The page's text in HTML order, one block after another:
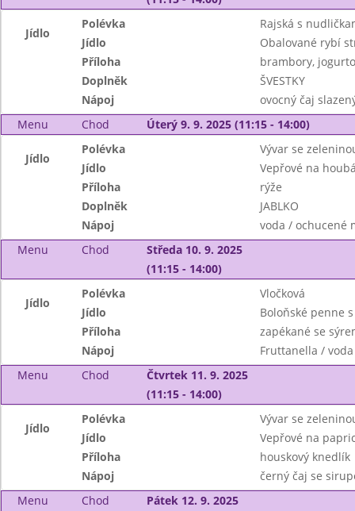
Jídlo
Polévka
Rajská s
Jídlo
Obalované rybí
Příloha
brambory,
Doplněk
ŠVESTKY
Nápoj
ovocný čaj
Menu
Chod Úterý 9. 9. 2025 (11:15 - 14:00)
Jídlo
Polévka
Vývar se
Jídlo
Vepřové na
Příloha
rýže
Doplněk
JABLKO
Nápoj
voda / ochucené
Menu
Chod
Středa 10. 9. 2025
(11:15 - 14:00)
Jídlo
Polévka
Vločková
Jídlo
Boloňské penne
Příloha
zapékané se
Nápoj
Fruttanella / voda
Menu
Chod
Čtvrtek 11. 9. 2025
(11:15 - 14:00)
Jídlo
Polévka
Vývar se
Jídlo
Vepřové na
Příloha
houskový knedlík
Nápoj
černý čaj se
Menu
Chod
Pátek 12. 9. 2025